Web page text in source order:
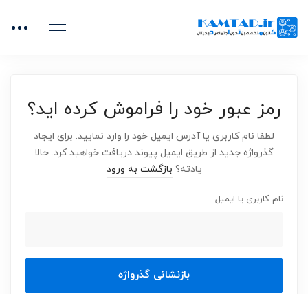
خانه داشبورد
رمز عبور خود را فراموش کرده اید؟
لطفا نام کاربری یا آدرس ایمیل خود را وارد نمایید. برای ایجاد
گذرواژه جدید از طریق ایمیل پیوند دریافت خواهید کرد. حالا
يادته؟ بازگشت به ورود
نام کاربری یا ایمیل
بازنشانی گذرواژه